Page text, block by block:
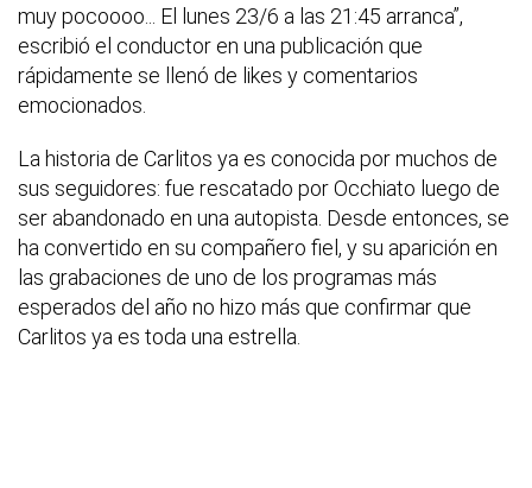
muy pocoooo... El lunes 23/6 a las 21:45 arranca”,
escribió el conductor en una publicación que
rápidamente se llenó de likes y comentarios
emocionados.
La historia de Carlitos ya es conocida por muchos de
sus seguidores: fue rescatado por Occhiato luego de
ser abandonado en una autopista. Desde entonces, se
ha convertido en su compañero fiel, y su aparición en
las grabaciones de uno de los programas más
esperados del año no hizo más que confirmar que
Carlitos ya es toda una estrella.